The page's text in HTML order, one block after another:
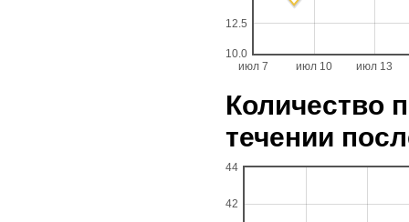
июл 7 июл 10 июл 13
10.0
12.5
Количество
течении
42
44